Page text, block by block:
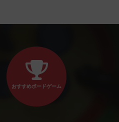
おすすめボードゲーム